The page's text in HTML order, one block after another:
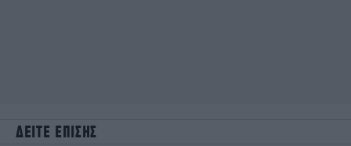
ΔΕΙΤΕ ΕΠΙΣΗΣ